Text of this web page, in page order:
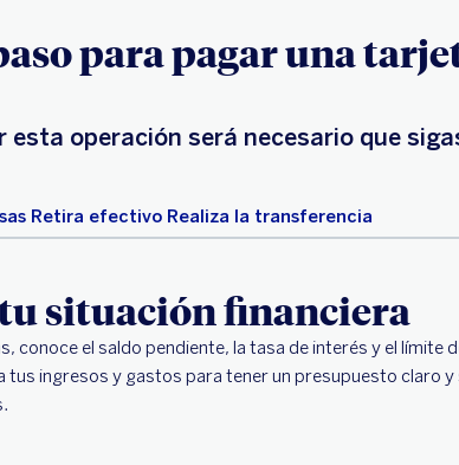
para pagar una
esta operación será necesario que
Retira efectivo Realiza la transferencia
situación financiera
conoce el saldo pendiente, la tasa de interés y el límite
tus ingresos y gastos para tener un presupuesto claro